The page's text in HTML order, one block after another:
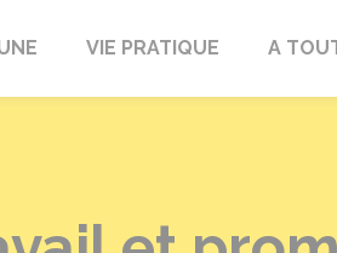
VIE PRATIQUE A